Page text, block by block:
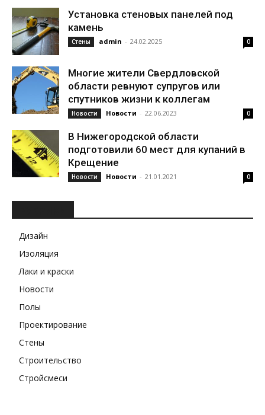
Установка стеновых панелей под
камень
Стены admin - 24.02.2025 0
Многие жители Свердловской
области ревнуют супругов или
спутников жизни к коллегам
Новости Новости - 22.06.2023 0
В Нижегородской области
подготовили 60 мест для купаний в
Крещение
Новости Новости - 21.01.2021 0
Дизайн
Изоляция
Лаки и краски
Новости
Полы
Проектирование
Стены
Строительство
Стройсмеси